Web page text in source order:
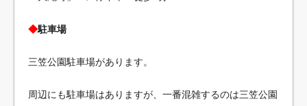
◆駐車場
三笠公園駐車場があります。
周辺にも駐車場はありますが、一番混雑するのは三笠公園